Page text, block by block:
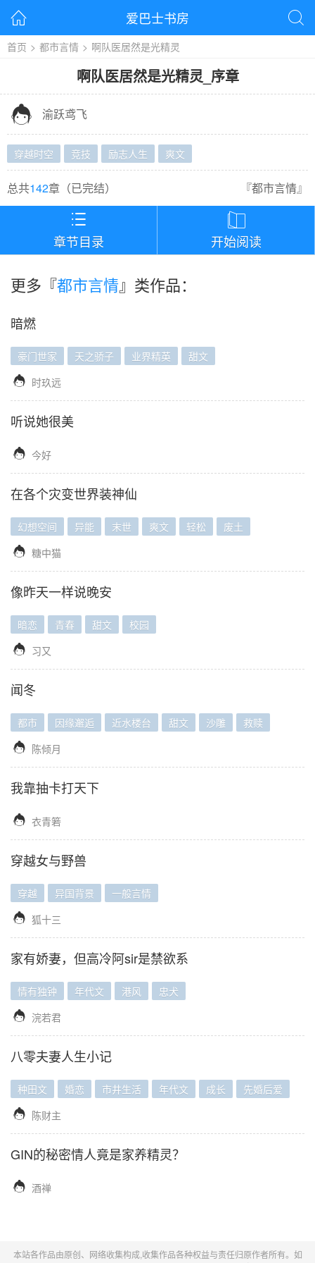
 爱巴士书房 
首页 > 都市言情 > 啊队医居然是光精灵
啊队医居然是光精灵_ 序章
 渝跃鸢飞
穿越时空 竞技 励志人生 爽文
总共142章（已完结） 『都市言情』

章节目录

开始阅读
更多『都市言情』类作品：
暗燃
豪门世家 天之骄子 业界精英 甜文
 时玖远
听说她很美
 今好
在各个灾变世界装神仙
幻想空间 异能 末世 爽文 轻松 废土
 糖中猫
像昨天一样说晚安
暗恋 青春 甜文 校园
 习又
闻冬
都市 因缘邂逅 近水楼台 甜文 沙雕 救赎
 陈倾月
我靠抽卡打天下
 衣青箬
穿越女与野兽
穿越 异国背景 一般言情
 狐十三
家有娇妻，但高冷阿sir是禁欲系
情有独钟 年代文 港风 忠犬
 浣若君
八零夫妻人生小记
种田文 婚恋 市井生活 年代文 成长 先婚后爱
 陈财主
GIN的秘密情人竟是家养精灵？
 酒禅
本站各作品由原创、网络收集构成,收集作品各种权益与责任归原作者所有。如